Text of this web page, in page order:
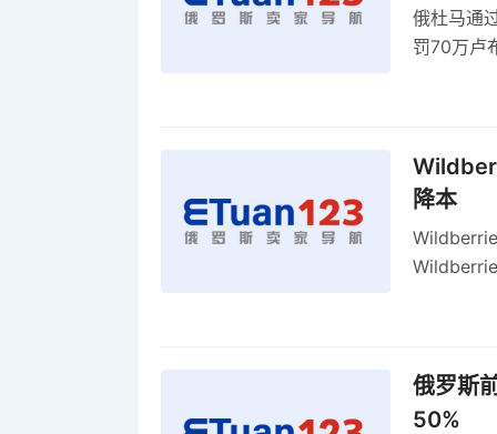
俄杜马通
罚70万卢
降本
俄罗斯
50%